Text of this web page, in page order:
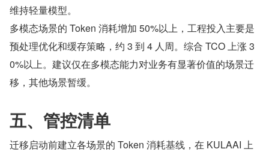
维持轻量模型。
多模态场景的 Token 消耗增加 50%以上，工程投入主要是
预处理优化和缓存策略，约 3 到 4 人周。综合 TCO 上涨 3
0%以上。建议仅在多模态能力对业务有显著价值的场景迁
移，其他场景暂缓。
五、管控清单
迁移启动前建立各场景的 Token 消耗基线，在 KULAAI 上